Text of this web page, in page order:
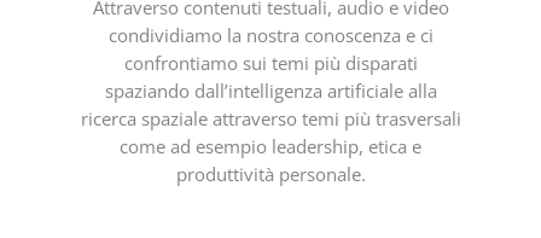
Attraverso contenuti testuali, audio e video
condividiamo la nostra conoscenza e ci
confrontiamo sui temi più disparati
spaziando dall’intelligenza artificiale alla
ricerca spaziale attraverso temi più trasversali
come ad esempio leadership, etica e
produttività personale.